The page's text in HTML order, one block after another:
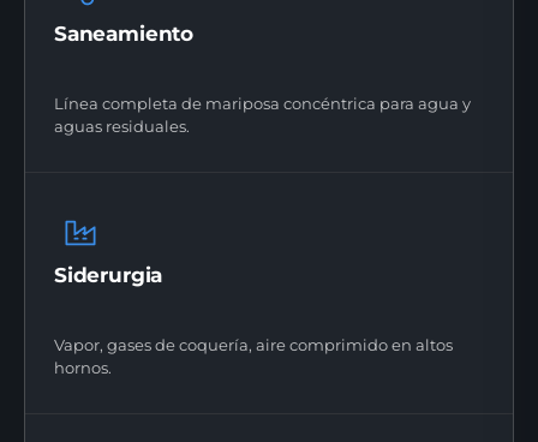
Saneamiento
Línea completa de mariposa concéntrica para agua y
aguas residuales.
Siderurgia
Vapor, gases de coquería, aire comprimido en altos
hornos.